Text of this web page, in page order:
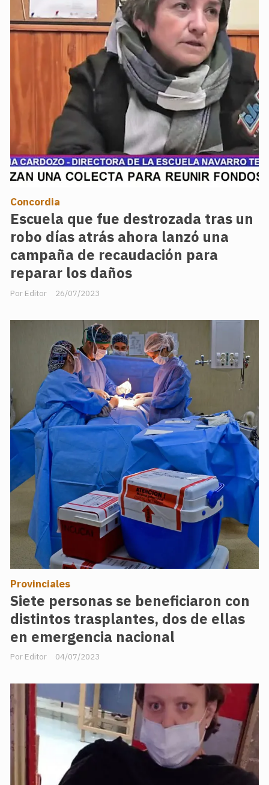
Escuela que fue destrozada tras un
robo días atrás ahora lanzó una
campaña de recaudación para
reparar los daños
Editor
Concordia
26/07/2023
Siete personas se beneficiaron con
distintos trasplantes, dos de ellas
en emergencia nacional
Editor
Provinciales
04/07/2023